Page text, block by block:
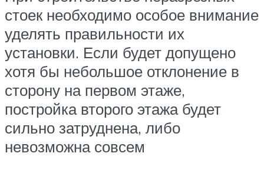
стоек необходимо особое внимание
уделять правильности их
установки. Если будет допущено
хотя бы небольшое отклонение в
сторону на первом этаже,
постройка второго этажа будет
сильно затруднена, либо
невозможна совсем